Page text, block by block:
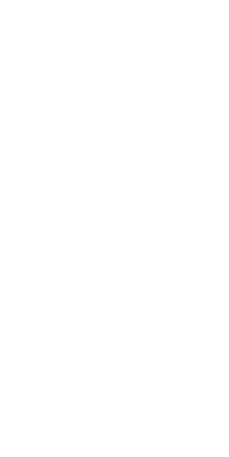
turvallisesti matalassa
jota täydentävät
ja ilmapallojen muotoilu.